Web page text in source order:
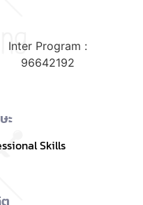
Inter Program :
96642192
ะ
Skills